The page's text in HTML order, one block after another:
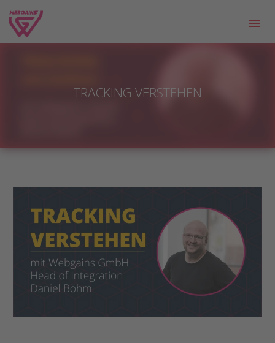
TRACKING VERSTEHEN